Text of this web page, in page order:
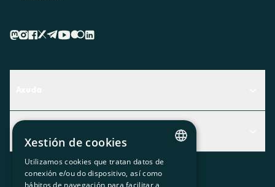
Descubre qué servicio te encaja mejor
Contacto
Actualidad
O recuncho da socia
CATALAN
Xestión de cookies
Utilizamos cookies que tratan datos de
conexión e/ou do dispositivo, así como
hábitos de navegación para facilitar a